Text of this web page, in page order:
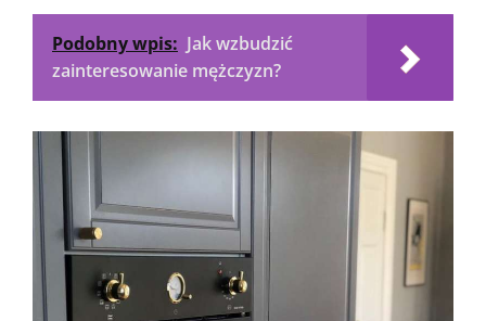
Podobny wpis: Jak wzbudzić
zainteresowanie mężczyzn?